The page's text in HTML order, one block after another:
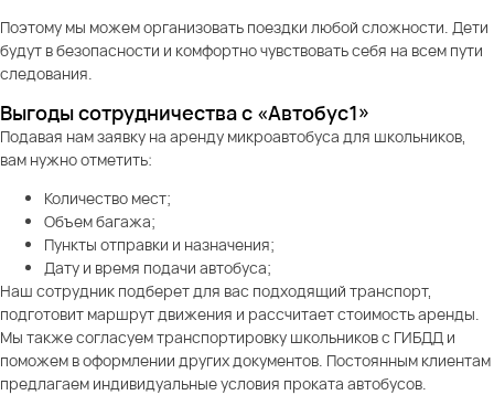
Поэтому мы можем организовать поездки любой сложности. Дети
будут в безопасности и комфортно чувствовать себя на всем пути
следования.
Выгоды сотрудничества с «Автобус1»
Подавая нам заявку на аренду микроавтобуса для школьников,
вам нужно отметить:
Количество мест;
Объем багажа;
Пункты отправки и назначения;
Дату и время подачи автобуса;
Наш сотрудник подберет для вас подходящий транспорт,
подготовит маршрут движения и рассчитает стоимость аренды.
Мы также согласуем транспортировку школьников с ГИБДД и
поможем в оформлении других документов. Постоянным клиентам
предлагаем индивидуальные условия проката автобусов.